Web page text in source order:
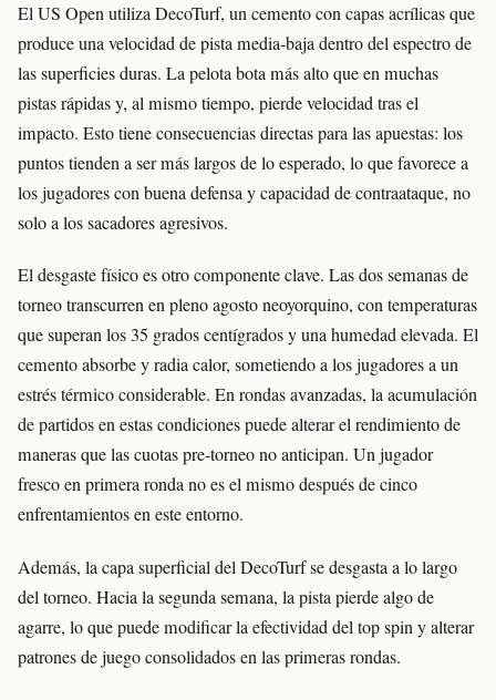
El US Open utiliza DecoTurf, un cemento con capas acrílicas que
produce una velocidad de pista media-baja dentro del espectro de
las superficies duras. La pelota bota más alto que en muchas
pistas rápidas y, al mismo tiempo, pierde velocidad tras el
impacto. Esto tiene consecuencias directas para las apuestas: los
puntos tienden a ser más largos de lo esperado, lo que favorece a
los jugadores con buena defensa y capacidad de contraataque, no
solo a los sacadores agresivos.
El desgaste físico es otro componente clave. Las dos semanas de
torneo transcurren en pleno agosto neoyorquino, con temperaturas
que superan los 35 grados centígrados y una humedad elevada. El
cemento absorbe y radia calor, sometiendo a los jugadores a un
estrés térmico considerable. En rondas avanzadas, la acumulación
de partidos en estas condiciones puede alterar el rendimiento de
maneras que las cuotas pre-torneo no anticipan. Un jugador
fresco en primera ronda no es el mismo después de cinco
enfrentamientos en este entorno.
Además, la capa superficial del DecoTurf se desgasta a lo largo
del torneo. Hacia la segunda semana, la pista pierde algo de
agarre, lo que puede modificar la efectividad del top spin y alterar
patrones de juego consolidados en las primeras rondas.